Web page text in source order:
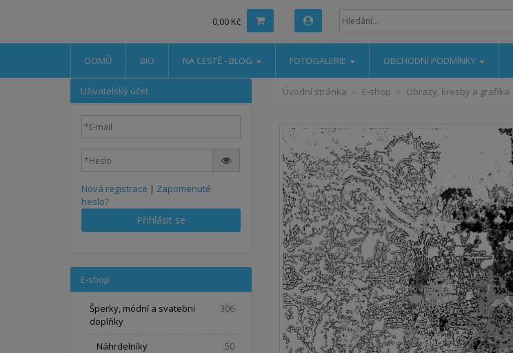
0,00 Kč
DOMŮ BIO NA CESTĚ - BLOG FOTOGALERIE OBCHODNÍ PODMÍNKY
Úvodní stránka E-shop Obrazy, kresby a grafika
Uživatelský účet
Nová registrace | Zapomenuté
heslo?
Přihlásit se
E-shop
Šperky, módní a svatební
doplňky
306
Náhrdelníky 50